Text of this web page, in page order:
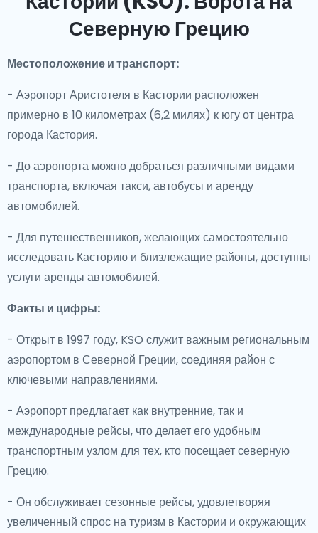
Северную Грецию
Местоположение и транспорт:
- Аэропорт Аристотеля в Кастории расположен
примерно в 10 километрах (6,2 милях) к югу от центра
города Кастория.
- До аэропорта можно добраться различными видами
транспорта, включая такси, автобусы и аренду
автомобилей.
- Для путешественников, желающих самостоятельно
исследовать Касторию и близлежащие районы, доступны
услуги аренды автомобилей.
Факты и цифры:
- Открыт в 1997 году, KSO служит важным региональным
аэропортом в Северной Греции, соединяя район с
ключевыми направлениями.
- Аэропорт предлагает как внутренние, так и
международные рейсы, что делает его удобным
транспортным узлом для тех, кто посещает северную
Грецию.
- Он обслуживает сезонные рейсы, удовлетворяя
увеличенный спрос на туризм в Кастории и окружающих